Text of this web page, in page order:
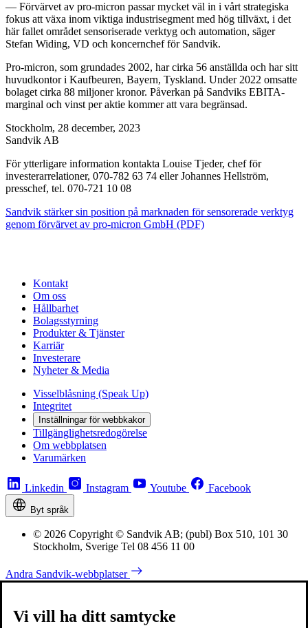
— Förvärvet av pro-micron passar mycket väl in i vårt strategiska
fokus att växa inom viktiga industrisegment med hög tillväxt, i det
här fallet området sensoriserade verktyg och automation, säger
Stefan Widing, VD och koncernchef för Sandvik.
Pro-micron, som grundades 2002, har cirka 56 anställda och har sitt
huvudkontor i Kaufbeuren, Bayern, Tyskland. Under 2022 omsatte
bolaget cirka 88 miljoner kronor. Påverkan på Sandviks EBITA-
marginal och vinst per aktie kommer att vara begränsad.
Stockholm, 28 december, 2023
Sandvik AB
För ytterligare information kontakta Louise Tjeder, chef för
investerarrelationer, 070-782 63 74 eller Johannes Hellström,
presschef, tel. 070-721 10 08
Sandvik stärker sin position på marknaden för sensorerade verktyg
genom förvärvet av pro-micron GmbH (PDF)
Kontakt
Om oss
Hållbarhet
Bolagsstyrning
Produkter & Tjänster
Karriär
Investerare
Nyheter & Media
Visselblåsning (Speak Up)
Integritet
Inställningar för webbkakor
Tillgänglighetsredogörelse
Om webbplatsen
Varumärken
Linkedin Instagram Youtube Facebook
Byt språk
© 2026 Copyright © Sandvik AB; (publ) Box 510, 101 30
Stockholm, Sverige Tel 08 456 11 00
Andra Sandvik-webbplatser
Vi vill ha ditt samtycke